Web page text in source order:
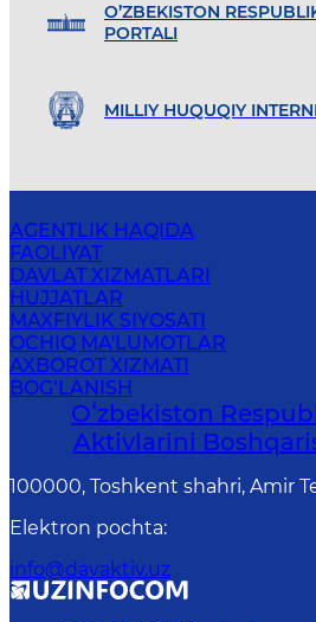
O’ZBEKISTON
PORTALI
MILLIY HUQUQIY
AGENTLIK HAQIDA
FAOLIYAT
DAVLAT XIZMATLARI
HUJJATLAR
MAXFIYLIK SIYOSATI
OCHIQ MA'LUMOTLAR
AXBOROT XIZMATI
BOG‘LANISH
Oʻzbekiston
Aktivlarini
100000, Toshkent shahri, Amir
Elektron pochta:
info@davaktiv.uz